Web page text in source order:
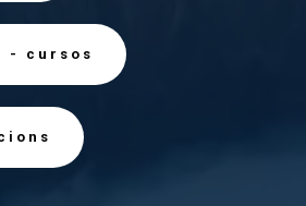
- cursos